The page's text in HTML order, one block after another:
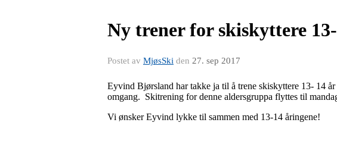
Ny trener for skiskyttere
Postet av MjøsSki den 27. sep 2017
Eyvind Bjørsland har takke ja til å trene skiskyttere 13- 14 år
omgang. Skitrening for denne aldersgruppa flyttes til
Vi ønsker Eyvind lykke til sammen med 13-14 åringene!